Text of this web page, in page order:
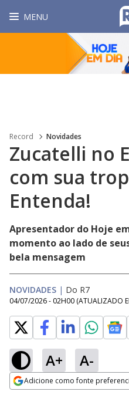
MENU
Record Novidades
Zucatelli no
com sua
Entenda!
Apresentador do Hoje
momento ao lado de
bela mensagem
NOVIDADES | Do R7
04/07/2026 - 02H00 (ATUALIZADO
A+ A-
Adicione como fonte